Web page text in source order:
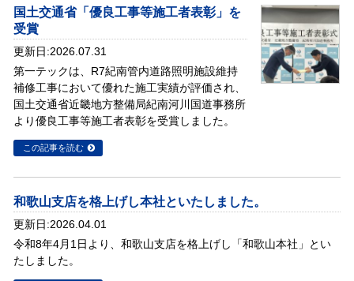
国土交通省「優良工事等施工者表彰」を
受賞
更新日:2026.07.31
第一テックは、R7紀南管内道路照明施設維持
補修工事において優れた施工実績が評価され、
国土交通省近畿地方整備局紀南河川国道事務所
より優良工事等施工者表彰を受賞しました。
この記事を読む
和歌山支店を格上げし本社といたしました。
更新日:2026.04.01
令和8年4月1日より、和歌山支店を格上げし「和歌山本社」とい
たしました。